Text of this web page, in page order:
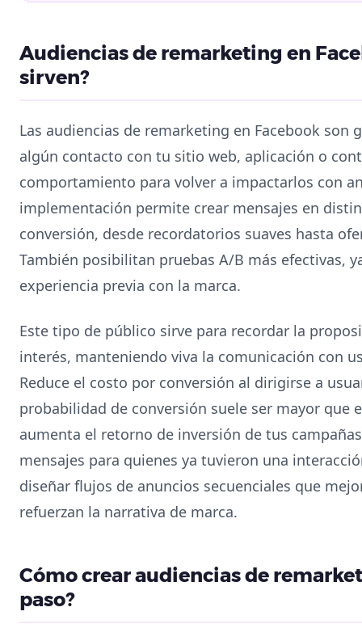
Audiencias de remarketing en
sirven?
Las audiencias de remarketing en Facebook son
algún contacto con tu sitio web, aplicación o
comportamiento para volver a impactarlos con
implementación permite crear mensajes en
conversión, desde recordatorios suaves hasta
También posibilitan pruebas A/B más efectivas,
experiencia previa con la marca.
Este tipo de público sirve para recordar la
interés, manteniendo viva la comunicación con
Reduce el costo por conversión al dirigirse a
probabilidad de conversión suele ser mayor que
aumenta el retorno de inversión de tus
mensajes para quienes ya tuvieron una
diseñar flujos de anuncios secuenciales que
refuerzan la narrativa de marca.
Cómo crear audiencias de
paso?